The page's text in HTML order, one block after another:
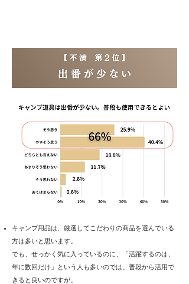
​キャンプ用品は、厳選してこだわりの商品を選んでいる
方は多いと思います。
でも、せっかく気に入っているのに、「活躍するのは、
年に数回だけ」という人も多いのでは。普段から活用で
きると良いのですが。